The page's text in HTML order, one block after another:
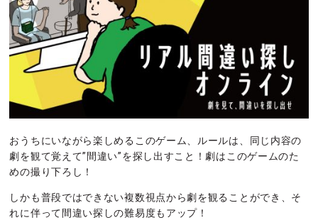
おうちにいながら楽しめるこのゲーム、ルールは、同じ内容の
劇を観て覚えて”間違い”を探し出すこと！劇はこのゲームのた
めの撮り下ろし！
しかも普段ではできない複数視点から劇を観ることができ、そ
れに伴って間違い探しの難易度もアップ！